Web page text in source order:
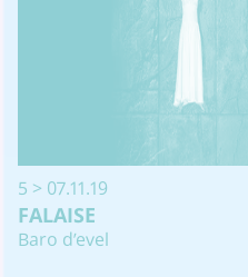
5 > 07.11.19
FALAISE
Baro d’evel